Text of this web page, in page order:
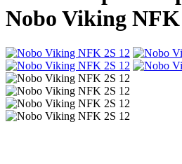
Nobo Viking NFK